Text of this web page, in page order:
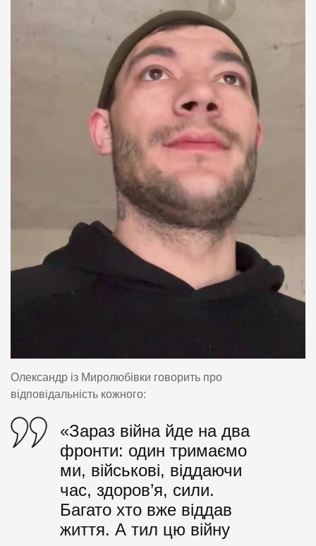
Олександр із Миролюбівки говорить про
відповідальність кожного:
«Зараз війна йде на два
фронти: один тримаємо
ми, військові, віддаючи
час, здоров’я, сили.
Багато хто вже віддав
життя. А тил цю війну